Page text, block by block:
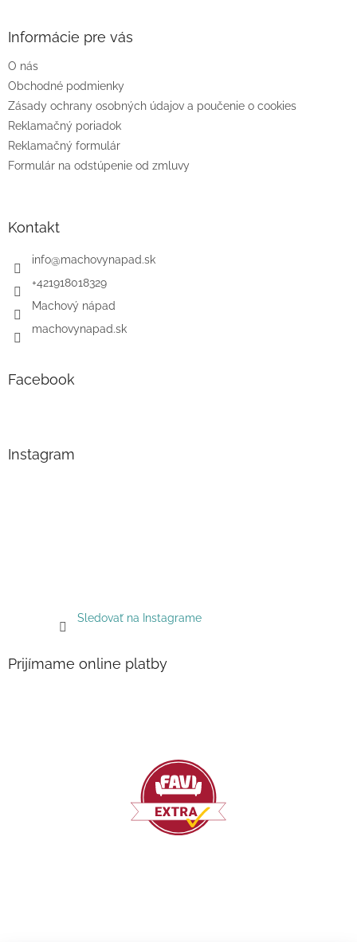
e
Informácie pre vás
O nás
Obchodné podmienky
Zásady ochrany osobných údajov a poučenie o cookies
Reklamačný poriadok
Reklamačný formulár
Formulár na odstúpenie od zmluvy
Kontakt
info@machovynapad.sk
+421918018329
Machový nápad
machovynapad.sk
Facebook
Instagram
Sledovať na Instagrame
Prijímame online platby